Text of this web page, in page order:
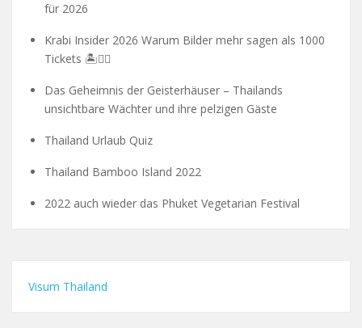
für 2026
Krabi Insider 2026 Warum Bilder mehr sagen als 1000
Tickets 🏝️🧗‍♂️
Das Geheimnis der Geisterhäuser – Thailands
unsichtbare Wächter und ihre pelzigen Gäste
Thailand Urlaub Quiz
Thailand Bamboo Island 2022
2022 auch wieder das Phuket Vegetarian Festival
Visum Thailand